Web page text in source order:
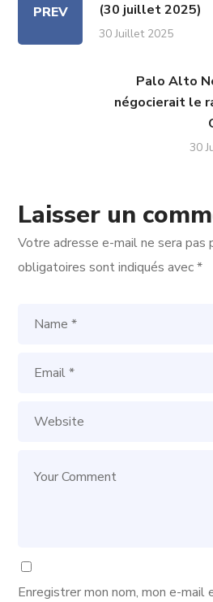
PREV
(30 juillet 2025)
30 Juillet 2025
Palo Alto
négocierait le
30
Laisser un
Votre adresse e-mail ne sera pas
obligatoires sont indiqués avec*
Enregistrer mon nom, mon e-mail